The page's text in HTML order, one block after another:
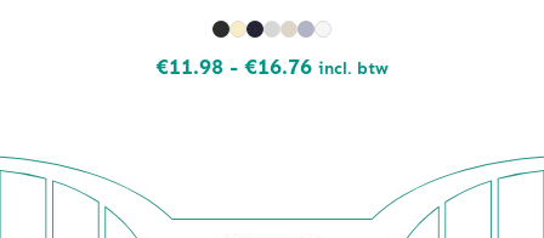
€11.98 - €16.76Prijsklasse:
incl. btw